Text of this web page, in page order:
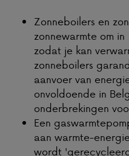
Zonneboilers en
zonnewarmte om
zodat je kan
zonneboilers
aanvoer van
onvoldoende in
onderbrekingen
Een
aan warmte-
wordt